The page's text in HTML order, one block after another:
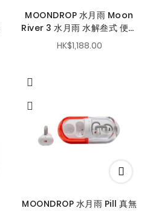
MOONDROP 水月雨 Moon
River 3 水月雨 水解叁式 便攜
解碼耳擴
HK$1,188.00
MOONDROP 水月雨 Pill 真無